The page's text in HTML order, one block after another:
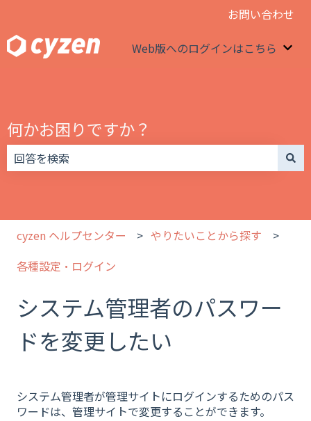
お問い合わせ
Web版へのログインはこちら
何かお困りですか？
cyzen ヘルプセンター
やりたいことから探す
各種設定・ログイン
システム管理者のパスワー
ドを変更したい
システム管理者が管理サイトにログインするためのパス
ワードは、管理サイトで変更することができます。